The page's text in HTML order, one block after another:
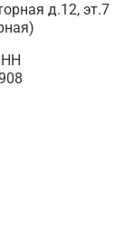
д.12, эт.7